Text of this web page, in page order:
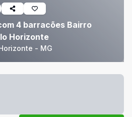
4 barracões Bairro
Horizonte
- MG